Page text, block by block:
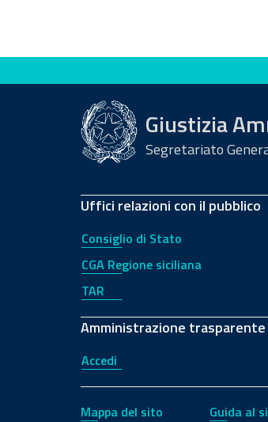
Valuta questo sito
Giustizia
Segretariato
Uffici relazioni con il pubblico
Consiglio di Stato
CGA Regione siciliana
TAR
Amministrazione trasparente
Accedi
Mappa del sito Guida al